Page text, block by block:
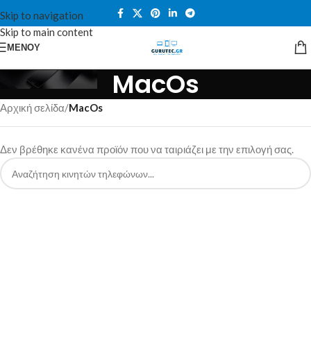
Skip to navigation
Skip to main content
ΜΕΝΟΎ
MacOs
Αρχική σελίδα/MacOs
Δεν βρέθηκε κανένα προϊόν που να ταιριάζει με την επιλογή σας.